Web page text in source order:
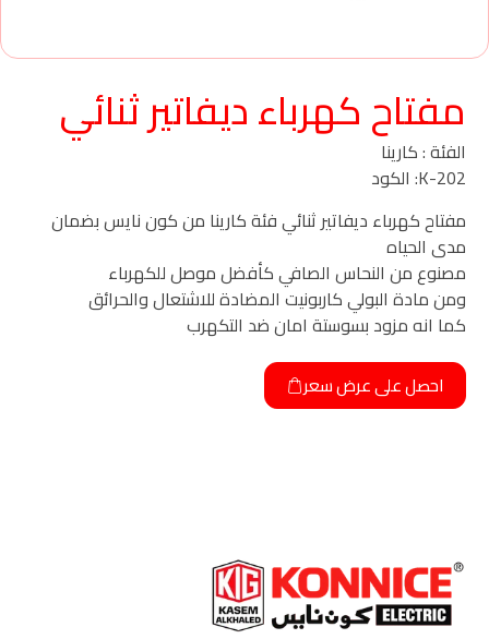
مفتاح كهرباء ديفاتير ثنائي
الفئة : كارينا
K-202: الكود
مفتاح كهرباء ديفاتير ثنائي فئة كارينا من كون نايس بضمان
مدى الحياه
مصنوع من النحاس الصافي كأفضل موصل للكهرباء
ومن مادة البولي كاربونيت المضادة للاشتعال والحرائق
كما انه مزود بسوستة امان ضد التكهرب
احصل على عرض سعر